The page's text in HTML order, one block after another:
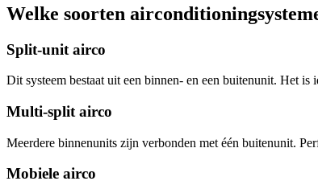
Welke soorten
Split-unit airco
Dit systeem bestaat uit een binnen- en een buitenunit. Het is
Multi-split airco
Meerdere binnenunits zijn verbonden met één buitenunit.
Mobiele airco